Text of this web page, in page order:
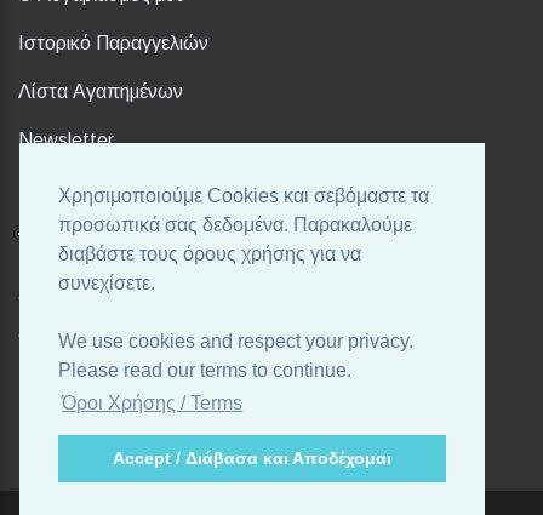
Χρησιμοποιούμε Cookies και σεβόμαστε τα
προσωπικά σας δεδομένα. Παρακαλούμε
διαβάστε τους όρους χρήσης για να
συνεχίσετε.
We use cookies and respect your privacy.
Please read our terms to continue.
Όροι Χρήσης / Terms
Accept / Διάβασα και Αποδέχομαι
Ιστορικό Παραγγελιών
Λίστα Αγαπημένων
Newsletter
FOLLOW US
Ακολουθήστε μας στα αγαπημένα σας Social Media!